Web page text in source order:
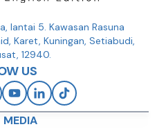
lantai 5. Kawasan Rasuna
Karet, Kuningan, Setiabudi,
12940.
US
MEDIA